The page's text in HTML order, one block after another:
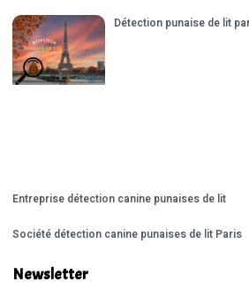
Détection punaise de lit
Entreprise détection canine punaises de lit
Société détection canine punaises de lit Paris
Newsletter